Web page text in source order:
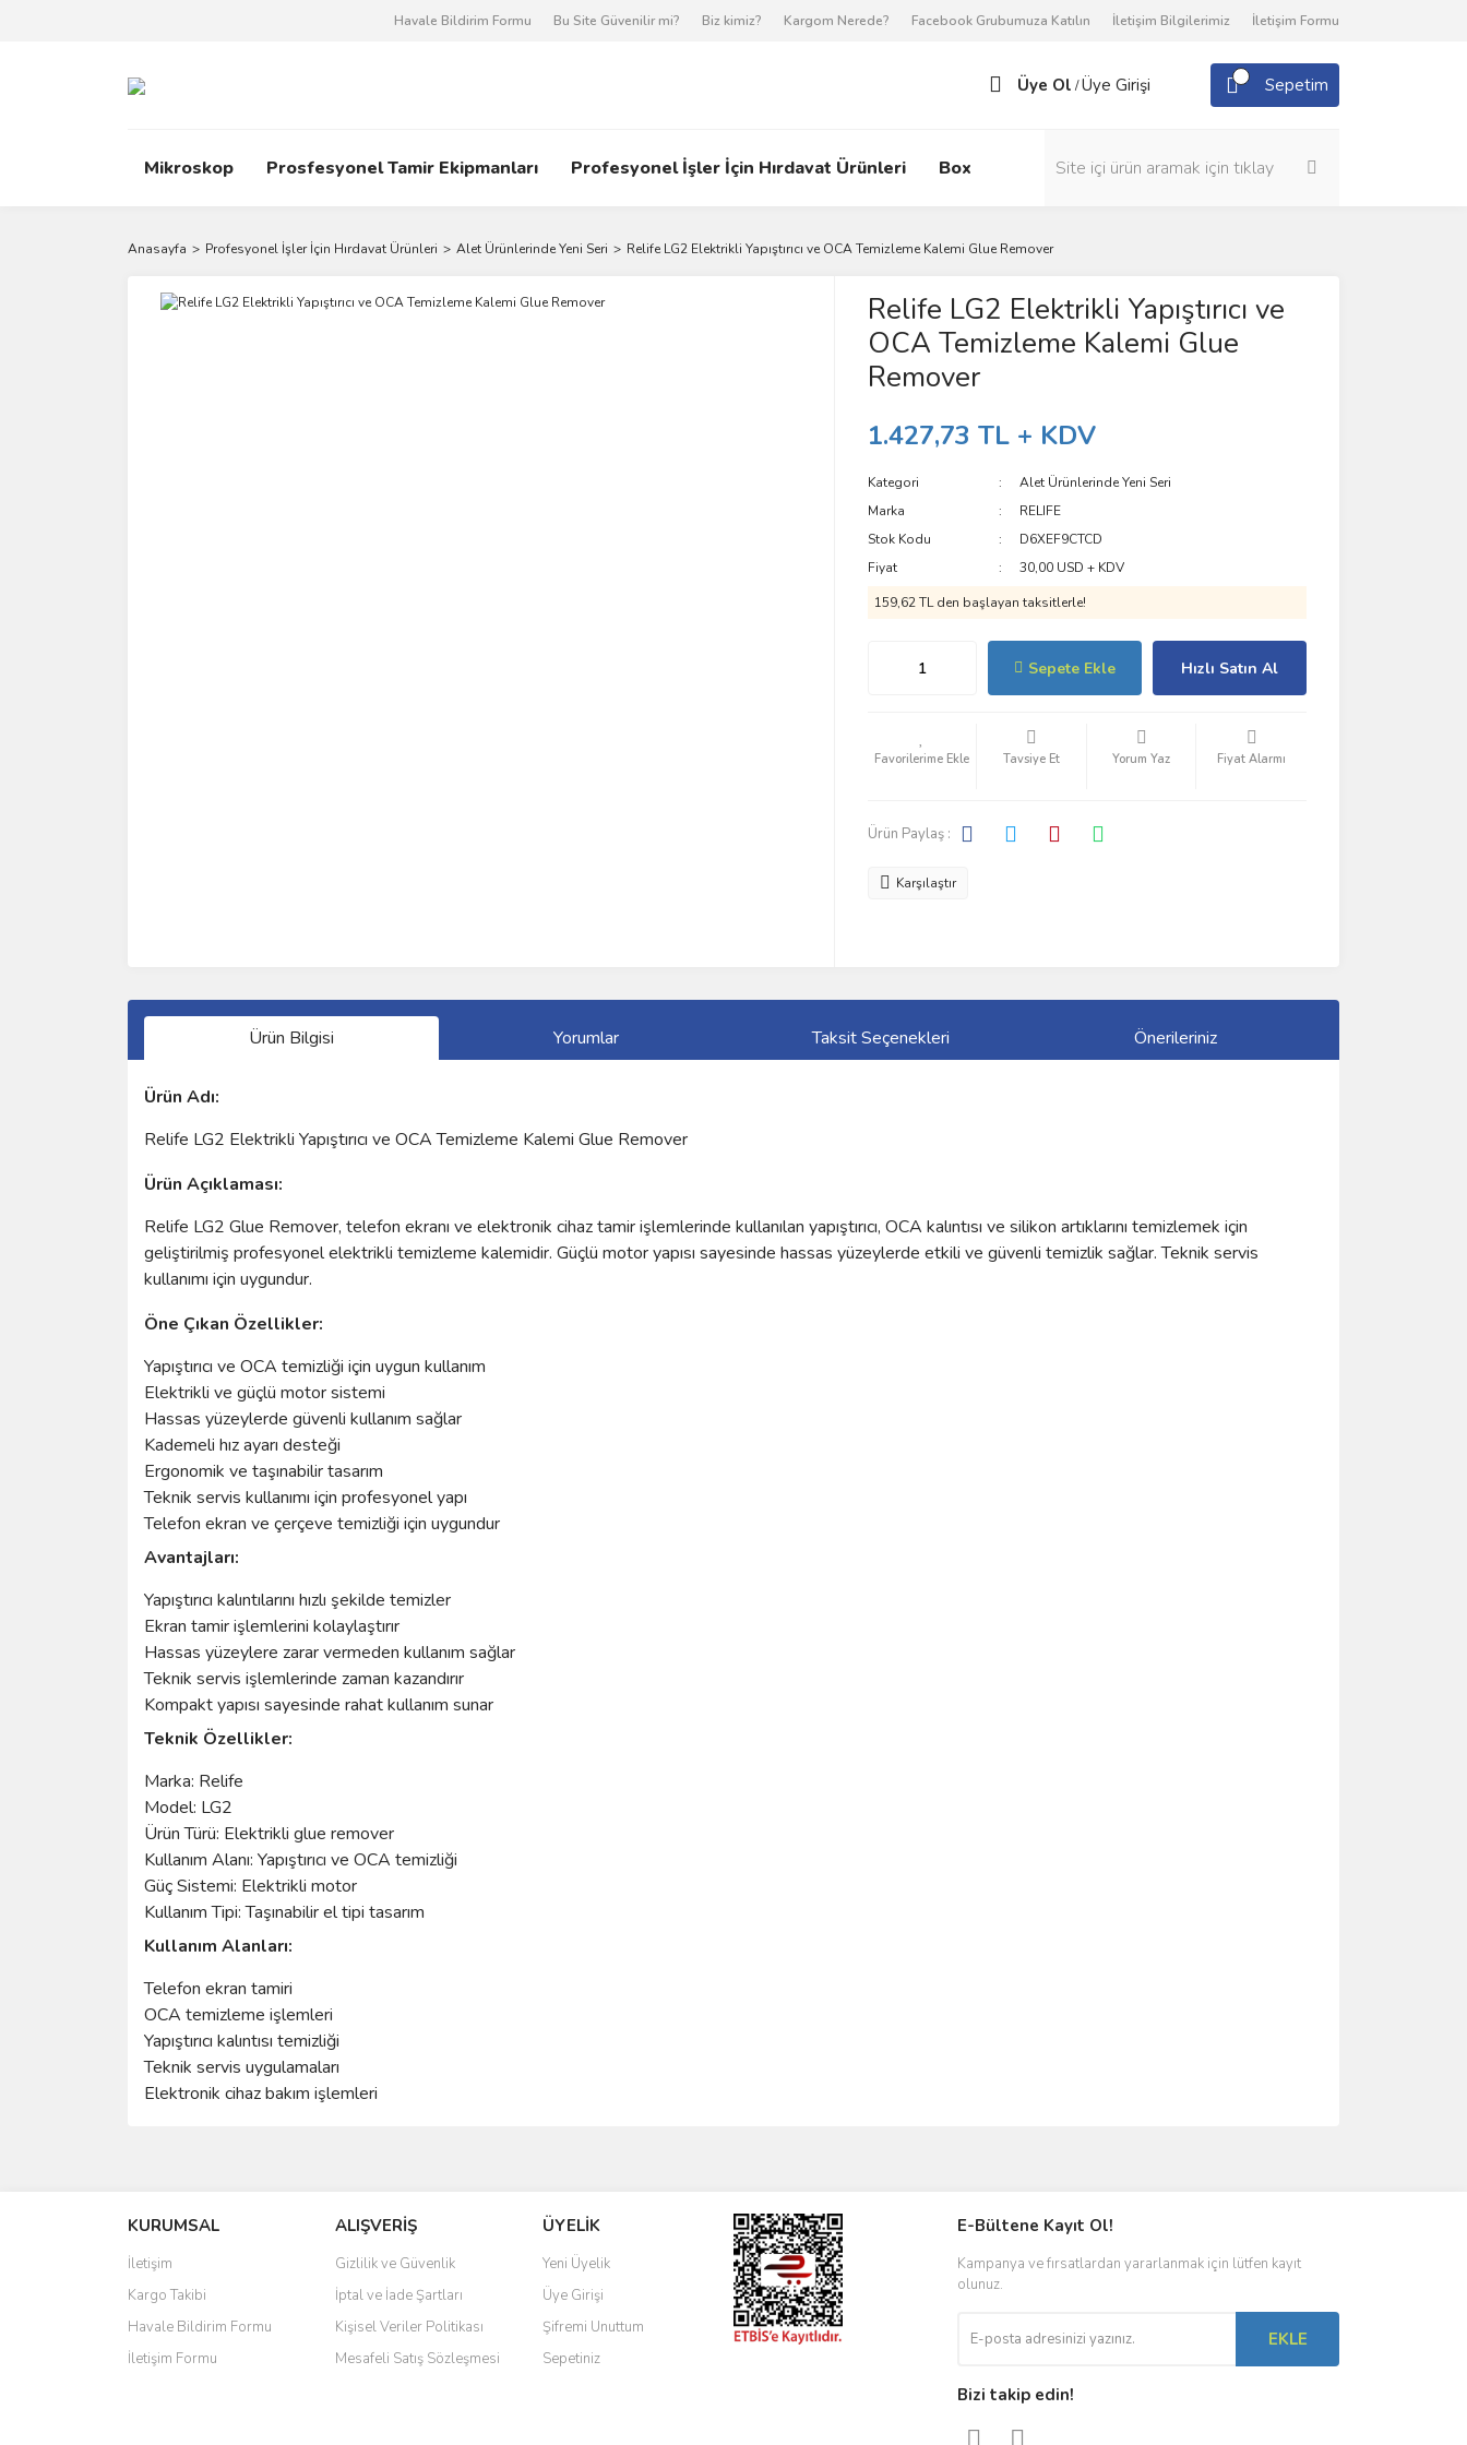
Havale Bildirim Formu Bu Site Güvenilir mi? Biz kimiz? Kargom Nerede? Facebook Grubumuza Katılın İletişim Bilgilerimiz İletişim Formu
Üye Ol /Üye Girişi Sepetim
Mikroskop Prosfesyonel Tamir Ekipmanları Profesyonel İşler İçin Hırdavat Ürünleri Box
Anasayfa Profesyonel İşler İçin Hırdavat Ürünleri Alet Ürünlerinde Yeni Seri Relife LG2 Elektrikli Yapıştırıcı ve OCA Temizleme Kalemi Glue Remover
Relife LG2 Elektrikli Yapıştırıcı ve
OCA Temizleme Kalemi Glue
Remover
1.427,73 TL + KDV
Kategori
Alet Ürünlerinde Yeni Seri
Marka
RELIFE
Stok Kodu
D6XEF9CTCD
Fiyat
30,00 USD + KDV
159,62 TL den başlayan taksitlerle!
Sepete Ekle Hızlı Satın Al
Tavsiye Et Yorum Yaz Fiyat Alarmı
Ürün Paylaş :
Karşılaştır
Ürün Bilgisi Yorumlar Taksit Seçenekleri Önerileriniz
Ürün Adı:
Relife LG2 Elektrikli Yapıştırıcı ve OCA Temizleme Kalemi Glue Remover
Ürün Açıklaması:
Relife LG2 Glue Remover, telefon ekranı ve elektronik cihaz tamir işlemlerinde kullanılan yapıştırıcı, OCA kalıntısı ve silikon artıklarını temizlemek için
geliştirilmiş profesyonel elektrikli temizleme kalemidir. Güçlü motor yapısı sayesinde hassas yüzeylerde etkili ve güvenli temizlik sağlar. Teknik servis
kullanımı için uygundur.
Öne Çıkan Özellikler:
Yapıştırıcı ve OCA temizliği için uygun kullanım
Elektrikli ve güçlü motor sistemi
Hassas yüzeylerde güvenli kullanım sağlar
Kademeli hız ayarı desteği
Ergonomik ve taşınabilir tasarım
Teknik servis kullanımı için profesyonel yapı
Telefon ekran ve çerçeve temizliği için uygundur
Avantajları:
Yapıştırıcı kalıntılarını hızlı şekilde temizler
Ekran tamir işlemlerini kolaylaştırır
Hassas yüzeylere zarar vermeden kullanım sağlar
Teknik servis işlemlerinde zaman kazandırır
Kompakt yapısı sayesinde rahat kullanım sunar
Teknik Özellikler:
Marka: Relife
Model: LG2
Ürün Türü: Elektrikli glue remover
Kullanım Alanı: Yapıştırıcı ve OCA temizliği
Güç Sistemi: Elektrikli motor
Kullanım Tipi: Taşınabilir el tipi tasarım
Kullanım Alanları:
Telefon ekran tamiri
OCA temizleme işlemleri
Yapıştırıcı kalıntısı temizliği
Teknik servis uygulamaları
Elektronik cihaz bakım işlemleri
Yorum Yaz
Ürün resmi kalitesiz, bozuk veya görüntülenemiyor.
Ürün açıklamasında eksik bilgiler bulunuyor.
Ürün bilgilerinde hatalar bulunuyor.
Ürün fiyatı diğer sitelerden daha pahalı.
Bu ürüne benzer farklı alternatifler olmalı.
KURUMSAL
İletişim
Kargo Takibi
Havale Bildirim Formu
İletişim Formu
ALIŞVERİŞ
Gizlilik ve Güvenlik
İptal ve İade Şartları
Kişisel Veriler Politikası
Mesafeli Satış Sözleşmesi
ÜYELİK
Yeni Üyelik
Üye Girişi
Şifremi Unuttum
Sepetiniz
E-Bültene Kayıt Ol!
Kampanya ve fırsatlardan yararlanmak için lütfen kayıt
olunuz.
EKLE
Bizi takip edin!